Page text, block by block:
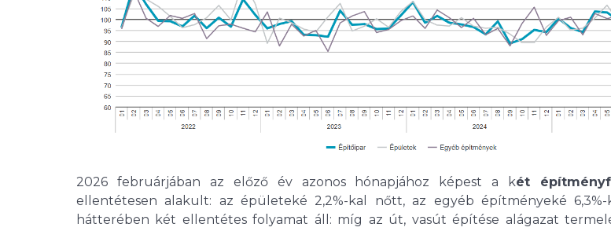
2026 februárjában az előző év azonos hónapjához képest a két
ellentétesen alakult: az épületeké 2,2%-kal nőtt, az egyéb építményeké
hátterében két ellentétes folyamat áll: míg az út, vasút építése alágazat